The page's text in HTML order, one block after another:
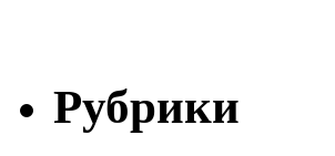
Рубрики